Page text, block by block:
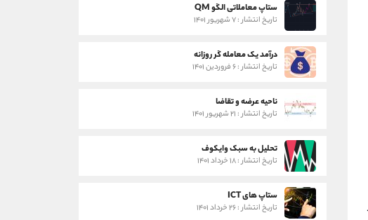
ستاپ معاملاتی الگو QM
تاریخ انتشار : ۷ شهریور ۱۴۰۱
درآمد یک معامله گر روزانه
تاریخ انتشار : ۶ فروردین ۱۴۰۱
ناحیه عرضه و تقاضا
تاریخ انتشار : ۲۱ شهریور ۱۴۰۱
تحلیل به سبک وایکوف
تاریخ انتشار : ۱۸ خرداد ۱۴۰۱
ستاپ های ICT
تاریخ انتشار : ۲۶ خرداد ۱۴۰۱